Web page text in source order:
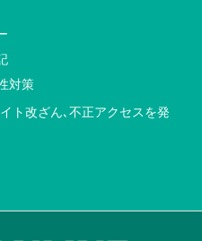
対策
ト改ざん､不正アクセスを発